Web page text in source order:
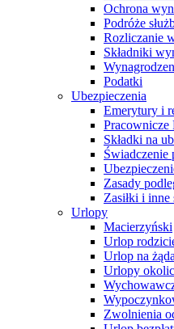
Ochrona
Podróże
Rozliczanie
Składniki
Podatki
Ubezpieczenia
Emerytury i
Pracownicze
Składki na
Świadczenie
Zasady
Zasiłki i inne
Urlopy
Macierzyński
Urlop
Urlop na
Urlopy
Zwolnienia